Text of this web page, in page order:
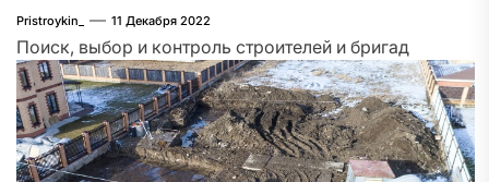
Pristroykin_ 11 Декабря 2022
Поиск, выбор и контроль строителей и бригад